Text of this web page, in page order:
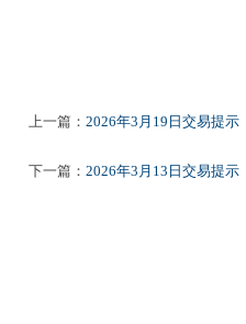
上一篇： 2026年3月19日交易提示
下一篇： 2026年3月13日交易提示